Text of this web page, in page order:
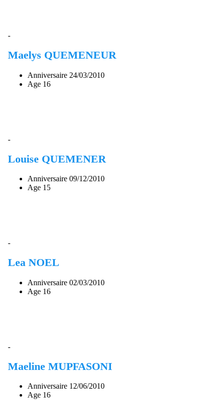
-
Maelys QUEMENEUR
Anniversaire 24/03/2010
Age 16
-
Louise QUEMENER
Anniversaire 09/12/2010
Age 15
-
Lea NOEL
Anniversaire 02/03/2010
Age 16
-
Maeline MUPFASONI
Anniversaire 12/06/2010
Age 16